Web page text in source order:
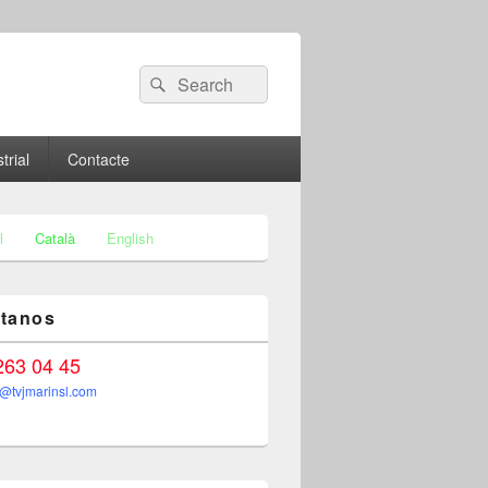
Search
for:
Search
Contacte
Català English
04 45